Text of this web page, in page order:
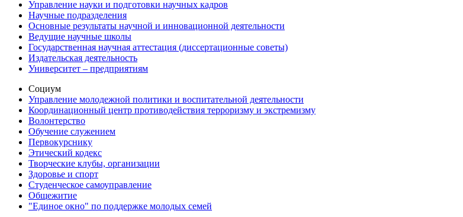
Управление науки и подготовки научных кадров
Научные подразделения
Основные результаты научной и инновационной деятельности
Ведущие научные школы
Государственная научная аттестация (диссертационные советы)
Издательская деятельность
Университет – предприятиям
Социум
Управление молодежной политики и воспитательной деятельности
Координационный центр противодействия терроризму и экстремизму
Волонтерство
Обучение служением
Первокурснику
Этический кодекс
Творческие клубы, организации
Здоровье и спорт
Студенческое самоуправление
Общежитие
"Единое окно" по поддержке молодых семей